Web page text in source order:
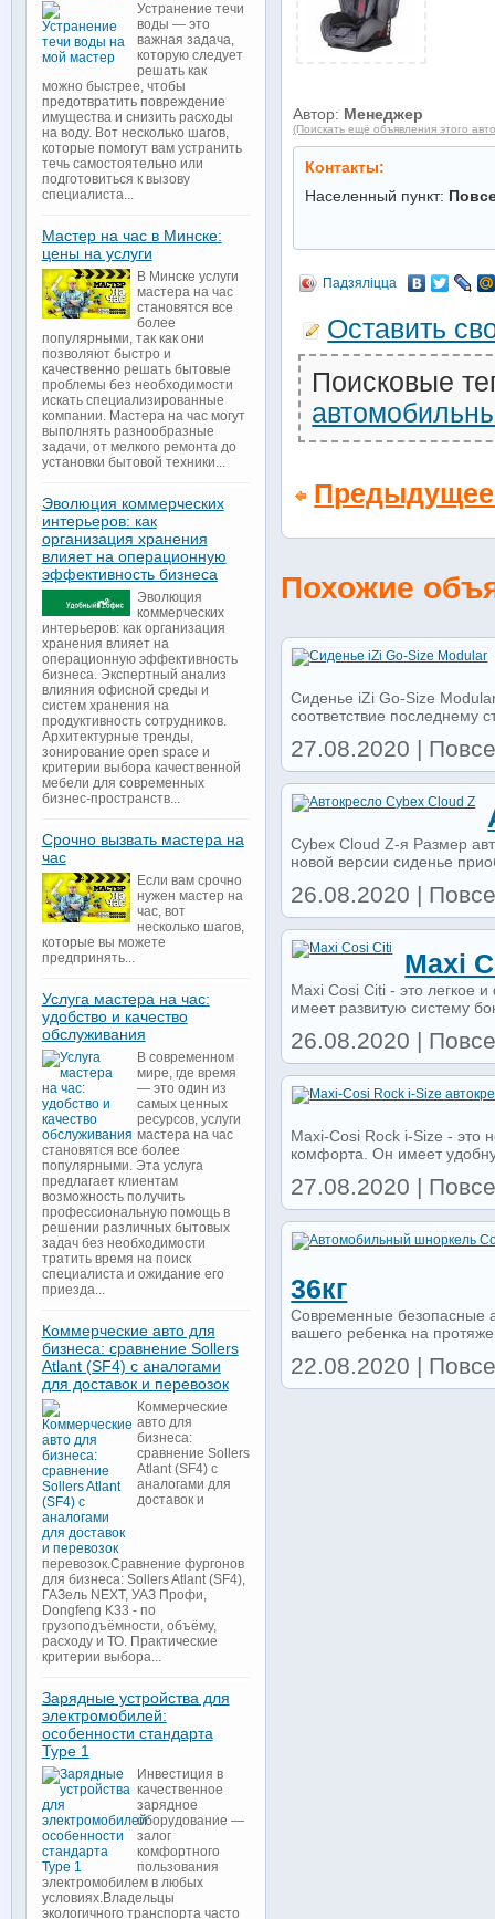
Автор: Менеджер
(Поискать ещё объявления этого
Контакты:
Населенный пункт:
Падзяліцца
Оставить
Поисковые
Похожие
Сиденье iZi Go-Size
соответствие последнему
27.08.2020 |
Cybex Cloud Z-я Размер
новой версии сиденье
26.08.2020 |
Maxi
Maxi Cosi Citi - это легкое
имеет развитую систему
26.08.2020 |
Maxi-Cosi Rock i-Size - это
комфорта. Он имеет
27.08.2020 |
36кг
Современные безопасные
вашего ребенка на
22.08.2020 |
Устранение течи
воды — это
важная задача,
которую следует
решать как
можно быстрее, чтобы
предотвратить повреждение
имущества и снизить расходы
на воду. Вот несколько шагов,
которые помогут вам устранить
течь самостоятельно или
подготовиться к вызову
специалиста...
Мастер на час в Минске:
цены на услуги
В Минске услуги
мастера на час
становятся все
более
популярными, так как они
позволяют быстро и
качественно решать бытовые
проблемы без необходимости
искать специализированные
компании. Мастера на час могут
выполнять разнообразные
задачи, от мелкого ремонта до
установки бытовой техники...
Эволюция коммерческих
интерьеров: как
организация хранения
влияет на операционную
эффективность бизнеса
Эволюция
коммерческих
интерьеров: как организация
хранения влияет на
операционную эффективность
бизнеса. Экспертный анализ
влияния офисной среды и
систем хранения на
продуктивность сотрудников.
Архитектурные тренды,
зонирование open space и
критерии выбора качественной
мебели для современных
бизнес-пространств...
Срочно вызвать мастера на
час
Если вам срочно
нужен мастер на
час, вот
несколько шагов,
которые вы можете
предпринять...
Услуга мастера на час:
удобство и качество
обслуживания
В современном
мире, где время
— это один из
самых ценных
ресурсов, услуги
мастера на час
становятся все более
популярными. Эта услуга
предлагает клиентам
возможность получить
профессиональную помощь в
решении различных бытовых
задач без необходимости
тратить время на поиск
специалиста и ожидание его
приезда...
Коммерческие авто для
бизнеса: сравнение Sollers
Atlant (SF4) с аналогами
для доставок и перевозок
Коммерческие
авто для
бизнеса:
сравнение Sollers
Atlant (SF4) с
аналогами для
доставок и
перевозок.Сравнение фургонов
для бизнеса: Sollers Atlant (SF4),
ГАЗель NEXT, УАЗ Профи,
Dongfeng K33 - по
грузоподъёмности, объёму,
расходу и ТО. Практические
критерии выбора...
Зарядные устройства для
электромобилей:
особенности стандарта
Type 1
Инвестиция в
качественное
зарядное
оборудование —
залог
комфортного
пользования
электромобилем в любых
условиях.Владельцы
экологичного транспорта часто